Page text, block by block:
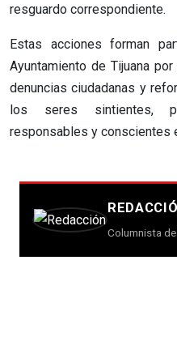
resguardo correspondiente.
Estas acciones forman
Ayuntamiento de Tijuana
denuncias ciudadanas y
los seres sintientes,
responsables y conscientes
Columnista